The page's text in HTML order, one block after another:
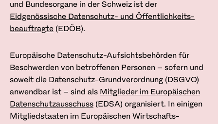
und Bundesorgane in der Schweiz ist der
Eidgenössische Datenschutz- und Öffentlichkeits­
beauftragte (EDÖB).
Europäische Datenschutz-Aufsichtsbehörden für
Beschwerden von betroffenen Personen – sofern und
soweit die Datenschutz-Grund­verordnung (DSGVO)
anwendbar ist – sind als Mitglieder im Europäischen
Datenschutz­ausschuss (EDSA) organisiert. In einigen
Mitgliedstaaten im Europäischen Wirtschafts­